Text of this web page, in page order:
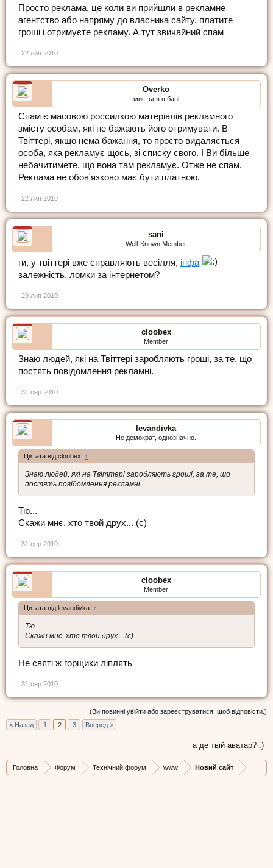
Просто реклама, це коли ви прийшли в рекламне
агентство або напряму до власника сайту, платите
гроші і отримуєте рекламу. А тут звичайний спам
22 лип 2010
Overko
миється в бані
Спам є масовою россилкою матеріалів рекламного
змісту особам, які не бажають його отримувати. В
Твіттері, якщо нема бажання, то просто видаляється
особа, яка рекламує щось, зі списку свого. І Ви більше
небачитимете, що вона там рекламує. Отже не спам.
Реклама не обов'язково має бути платною.
22 лип 2010
sani
Well-Known Member
ги, у твіттері вже справляють весілля, інфа
залежність, ломки за інтернетом?
29 лип 2010
cloobex
Member
Знаю людей, які на Твіттері заробляють гроші, за те, що
постять повідомлення рекламні.
31 сер 2010
levandivka
Не демократ, однозначно.
Цитата від cloobex: ↑
Знаю людей, які на Твіттері заробляють гроші, за те, що
постять повідомлення рекламні.
Тю...
Скажи мнє, хто твой друх... (с)
31 сер 2010
cloobex
Member
Цитата від levandivka: ↑
Тю...
Скажи мнє, хто твой друх... (с)
Не святі ж горщики ліплять
31 сер 2010
(Ви повинні увійти або зареєструватися, щоб відповісти.)
< Назад
1 2 3 Вперед >
а де твій аватар? :)
Головна Форум Технічний форум www Новий сайт